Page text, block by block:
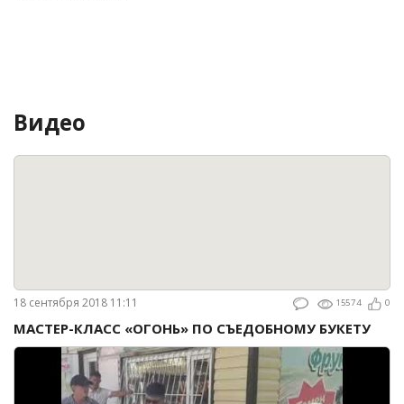
Видео
18 сентября 2018 11:11 15574 0
МАСТЕР-КЛАСС «ОГОНЬ» ПО СЪЕДОБНОМУ БУКЕТУ